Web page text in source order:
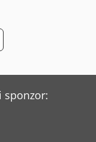
sponzor: